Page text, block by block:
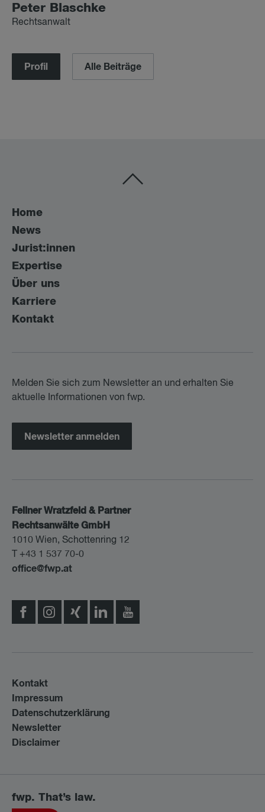
Pe­ter Blasch­ke
Rechtsanwalt
Profil Alle Beiträge
Home
News
Jurist:innen
Expertise
Über uns
Karriere
Kontakt
Melden Sie sich zum Newsletter an und erhalten Sie
aktuelle Informationen von fwp.
Newsletter anmelden
Fellner Wratzfeld & Partner
Rechtsanwälte GmbH
1010 Wien, Schottenring 12
T +43 1 537 70-0
office@fwp.at
Kontakt
Impressum
Datenschutzerklärung
Newsletter
Disclaimer
fwp. That’s law.